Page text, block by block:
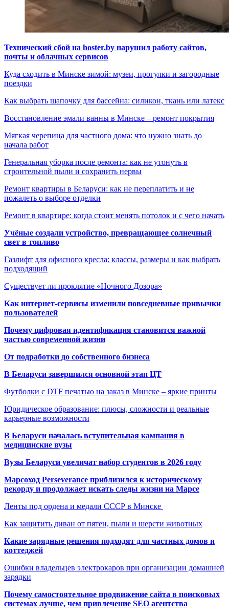
Технический сбой на hoster.by нарушил работу сайтов,
почты и облачных сервисов
Куда сходить в Минске зимой: музеи, прогулки и загородные
поездки
Как выбрать шапочку для бассейна: силикон, ткань или латекс
Восстановление эмали ванны в Минске – ремонт покрытия
Мягкая черепица для частного дома: что нужно знать до
начала работ
Генеральная уборка после ремонта: как не утонуть в
строительной пыли и сохранить нервы
Ремонт квартиры в Беларуси: как не переплатить и не
пожалеть о выборе отделки
Ремонт в квартире: когда стоит менять потолок и с чего начать
Учёные создали устройство, превращающее солнечный
свет в топливо
Газлифт для офисного кресла: классы, размеры и как выбрать
подходящий
Существует ли проклятие «Ночного Дозора»
Как интернет-сервисы изменили повседневные привычки
пользователей
Почему цифровая идентификация становится важной
частью современной жизни
От подработки до собственного бизнеса
В Беларуси завершился основной этап ЦТ
Футболки с DTF печатью на заказ в Минске – яркие принты
Юридическое образование: плюсы, сложности и реальные
карьерные возможности
В Беларуси началась вступительная кампания в
медицинские вузы
Вузы Беларуси увеличат набор студентов в 2026 году
Марсоход Perseverance приблизился к историческому
рекорду и продолжает искать следы жизни на Марсе
Ленты под ордена и медали СССР в Минске
Как защитить диван от пятен, пыли и шерсти животных
Какие зарядные решения подходят для частных домов и
коттеджей
Ошибки владельцев электрокаров при организации домашней
зарядки
Почему самостоятельное продвижение сайта в поисковых
системах лучше, чем привлечение SEO агентства